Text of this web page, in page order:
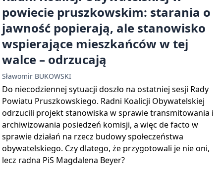
powiecie pruszkowskim: starania o
jawność popierają, ale stanowisko
wspierające mieszkańców w tej
walce – odrzucają
Sławomir BUKOWSKI
Do niecodziennej sytuacji doszło na ostatniej sesji Rady
Powiatu Pruszkowskiego. Radni Koalicji Obywatelskiej
odrzucili projekt stanowiska w sprawie transmitowania i
archiwizowania posiedzeń komisji, a więc de facto w
sprawie działań na rzecz budowy społeczeństwa
obywatelskiego. Czy dlatego, że przygotowali je nie oni,
lecz radna PiS Magdalena Beyer?